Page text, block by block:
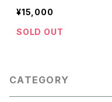
¥15,000
SOLD OUT
CATEGORY